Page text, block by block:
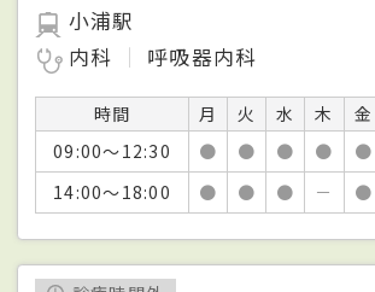
小浦駅
内科
呼吸器内科
時間 月 火 水 木 金
09:00～12:30
● ● ● ● ●
14:00～18:00
● ● ● － ●